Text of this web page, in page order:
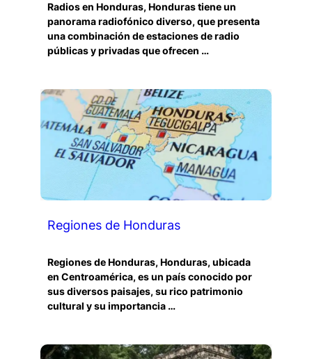
Radios en Honduras, Honduras tiene un
panorama radiofónico diverso, que presenta
una combinación de estaciones de radio
públicas y privadas que ofrecen …
Regiones de Honduras
Regiones de Honduras, Honduras, ubicada
en Centroamérica, es un país conocido por
sus diversos paisajes, su rico patrimonio
cultural y su importancia …